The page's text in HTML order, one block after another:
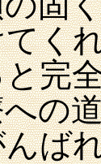
く
完
の
ば